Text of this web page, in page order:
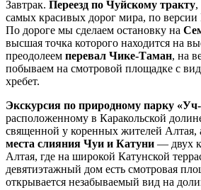
Завтрак. Переезд по Чуйскому тракту,
самых красивых дорог мира, по версии
По дороге мы сделаем остановку на
высшая точка которого находится на
преодолеем перевал Чике-Таман, на
побываем на смотровой площадке с
хребет.
Экскурсия по природному парку
расположенному в Каракольской
священной у коренных жителей Алтая,
места слияния Чуи и Катуни — двух
Алтая, где на широкой Катунской
девятиэтажный дом есть смотровая
открывается незабываемый вид на